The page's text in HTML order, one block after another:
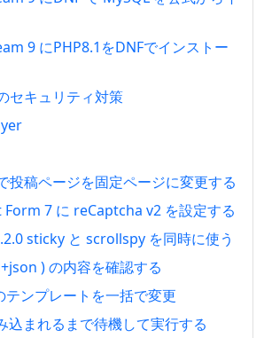
9 にPHP8.1をDNFでインストー
セキュリティ対策
稿ページを固定ページに変更する
7 に reCaptcha v2 を設定する
sticky と scrollspy を同時に使う
) の内容を確認する
テンプレートを一括で変更
込まれるまで待機して実行する